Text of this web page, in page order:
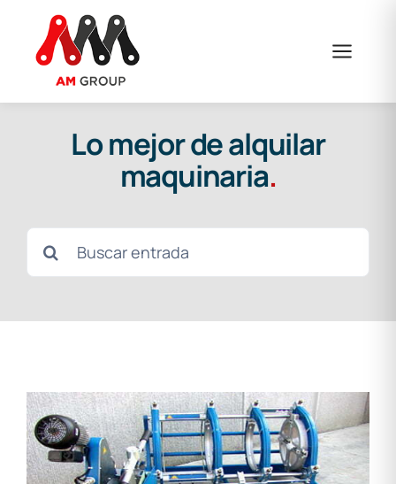
contenido
Lo mejor de alquilar
maquinaria.
Buscar: